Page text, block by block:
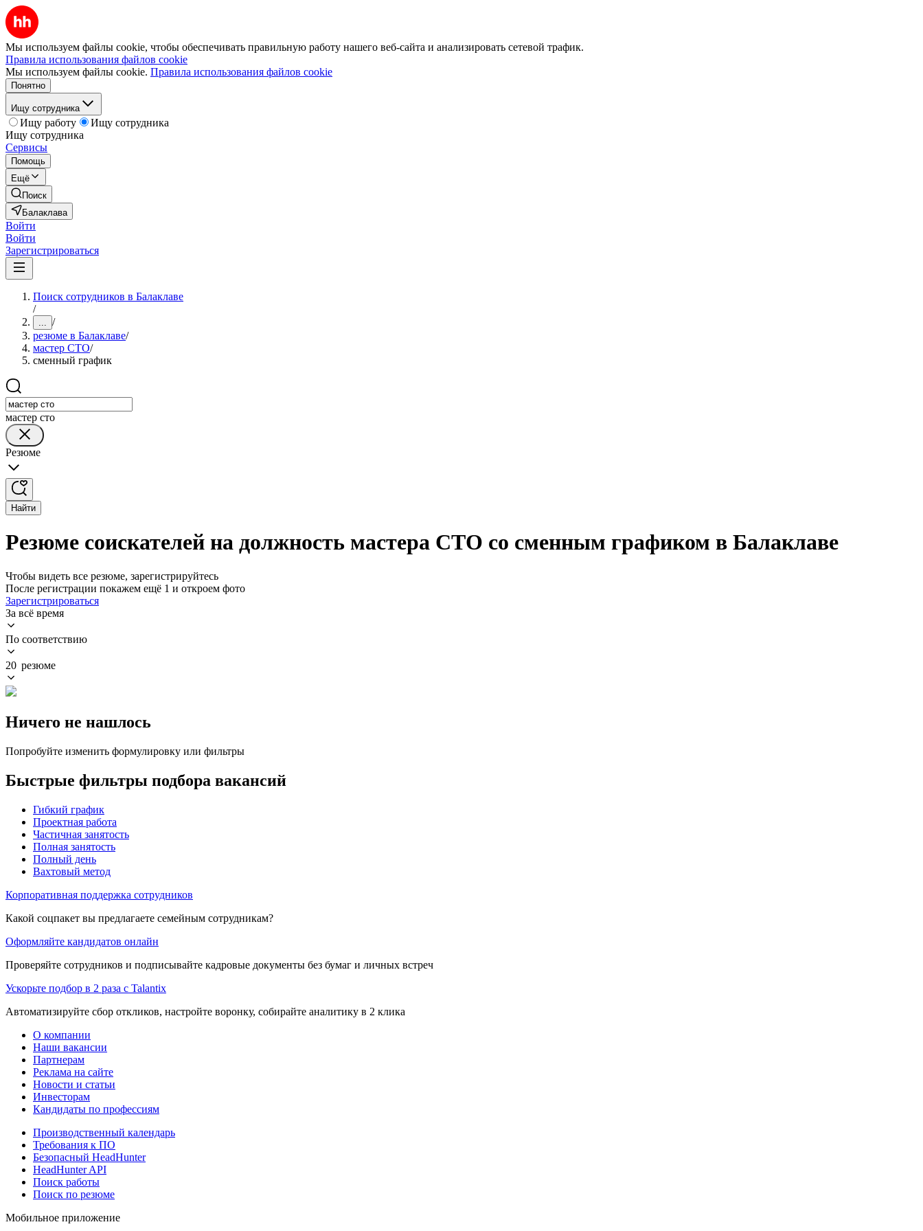
Мы используем файлы cookie, чтобы обеспечивать правильную работу нашего веб-сайта и анализировать сетевой трафик.
Правила использования файлов cookie
Мы используем файлы cookie. Правила использования файлов cookie
Понятно
Ищу сотрудника
Ищу работу
Ищу сотрудника
Ищу сотрудника
Сервисы
Помощь
Ещё
Поиск
Балаклава
Войти
Войти
Зарегистрироваться
Поиск сотрудников в Балаклаве
/
... /
резюме в Балаклаве/
мастер СТО/
сменный график
мастер сто
Резюме
Найти
Резюме соискателей на должность мастера СТО со сменным графиком в Балаклаве
Чтобы видеть все резюме, зарегистрируйтесь
После регистрации покажем ещё 1 и откроем фото
Зарегистрироваться
За всё время
По соответствию
20 резюме
Ничего не нашлось
Попробуйте изменить формулировку или фильтры
Быстрые фильтры подбора вакансий
Гибкий график
Проектная работа
Частичная занятость
Полная занятость
Полный день
Вахтовый метод
Корпоративная поддержка сотрудников
Какой соцпакет вы предлагаете семейным сотрудникам?
Оформляйте кандидатов онлайн
Проверяйте сотрудников и подписывайте кадровые документы без бумаг и личных встреч
Ускорьте подбор в 2 раза с Talantix
Автоматизируйте сбор откликов, настройте воронку, собирайте аналитику в 2 клика
О компании
Наши вакансии
Партнерам
Реклама на сайте
Новости и статьи
Инвесторам
Кандидаты по профессиям
Производственный календарь
Требования к ПО
Безопасный HeadHunter
HeadHunter API
Поиск работы
Поиск по резюме
Мобильное приложение